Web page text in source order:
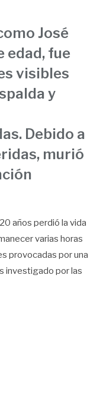
José
edad, fue
visibles
y
Debido a
murió
años perdió la vida
varias horas
provocadas por una
investigado por las